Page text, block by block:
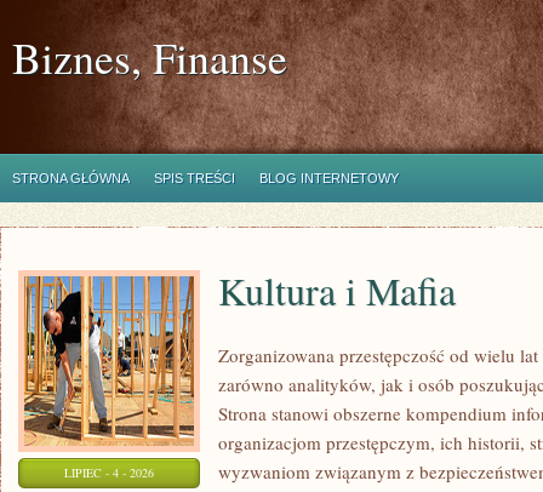
Biznes, Finanse
STRONA GŁÓWNA SPIS TREŚCI BLOG INTERNETOWY
LIPIEC - 4 - 2026
Kultura i Mafia
Zorganizowana przestępczość od wielu
zarówno analityków, jak i osób
Strona stanowi obszerne kompendium
organizacjom przestępczym, ich historii,
wyzwaniom związanym z